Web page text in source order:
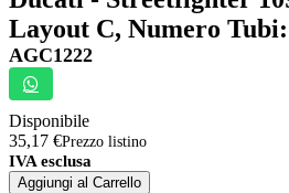
Layout C, Numero
AGC1222
Disponibile
35,17 €Prezzo listino
IVA esclusa
Aggiungi al Carrello